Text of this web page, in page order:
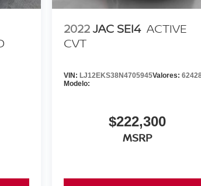
2022JAC SEI4 ACTIVE
CVT
VIN: LJ12EKS38N4705945Valores:
Modelo:
$222,300
MSRP